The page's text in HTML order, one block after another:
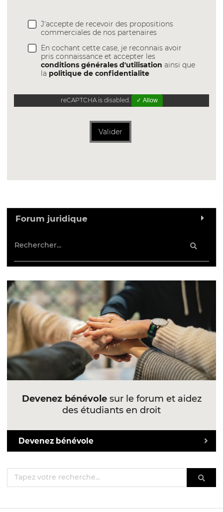
J'accepte de recevoir des propositions
commerciales de nos partenaires
En cochant cette case, je reconnais avoir
pris connaissance et accepter les
conditions générales d'utilisation ainsi que
la politique de confidentialite
reCAPTCHA is disabled. ✓ Allow
Valider
Forum juridique
Devenez bénévolesur le forum et aidez
des étudiants en droit
Devenez bénévole